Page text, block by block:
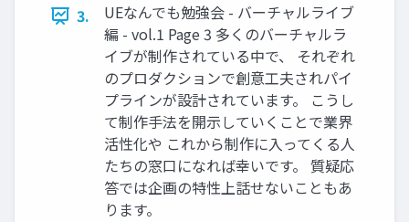
3.
UEなんでも勉強会 - バーチャルライブ
編 - vol.1 Page 3 多くのバーチャルラ
イブが制作されている中で、 それぞれ
のプロダクションで創意工夫されパイ
プラインが設計されています。 こうし
て制作手法を開示していくことで業界
活性化や これから制作に入ってくる人
たちの窓口になれば幸いです。 質疑応
答では企画の特性上話せないこともあ
ります。